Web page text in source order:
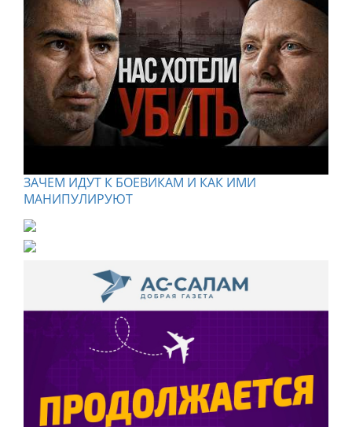
ЗАЧЕМ ИДУТ К БОЕВИКАМ И КАК ИМИ
МАНИПУЛИРУЮТ